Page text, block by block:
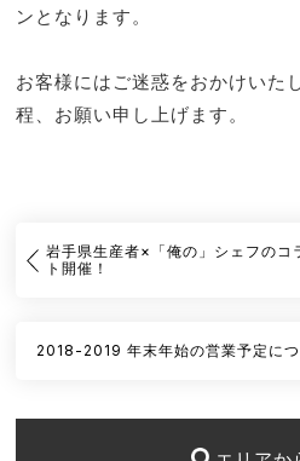
ンとなります。
お客様にはご迷惑をおかけいた
程、お願い申し上げます。
岩手県生産者×「俺の」シェフのコ
ト開催！
2018-2019 年末年始の営業予定につ